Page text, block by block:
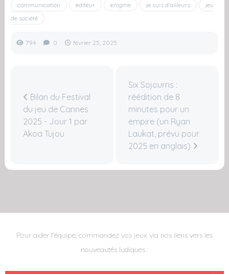
communication editeur enigme je suis d'ailleurs
jeu
de société
794 0 février 25, 2025
Bilan du Festival
du jeu de Cannes
2025 - Jour 1 par
Akoa Tujou
Six Sojourns :
réédition de 8
minutes pour un
empire (un Ryan
Laukat, prévu pour
2025 en anglais)
Pour aider l'équipe, commandez vos jeux via nos liens vers les
nouveautés ludiques :